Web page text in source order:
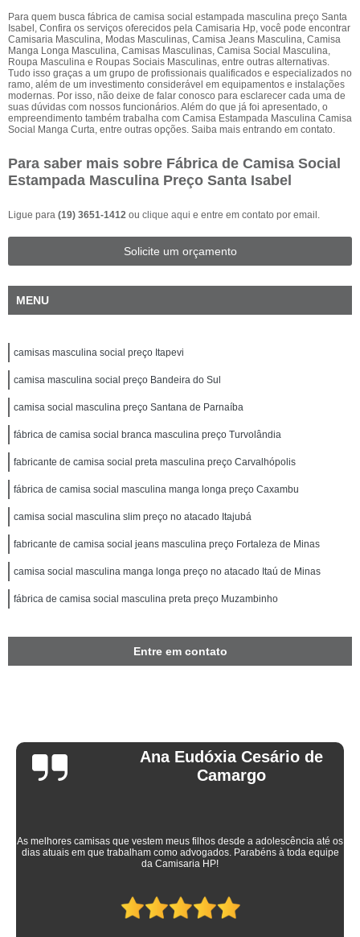
Para quem busca fábrica de camisa social estampada masculina preço Santa
Isabel, Confira os serviços oferecidos pela Camisaria Hp, você pode encontrar
Camisaria Masculina, Modas Masculinas, Camisa Jeans Masculina, Camisa
Manga Longa Masculina, Camisas Masculinas, Camisa Social Masculina,
Roupa Masculina e Roupas Sociais Masculinas, entre outras alternativas.
Tudo isso graças a um grupo de profissionais qualificados e especializados no
ramo, além de um investimento considerável em equipamentos e instalações
modernas. Por isso, não deixe de falar conosco para esclarecer cada uma de
suas dúvidas com nossos funcionários. Além do que já foi apresentado, o
empreendimento também trabalha com Camisa Estampada Masculina Camisa
Social Manga Curta, entre outras opções. Saiba mais entrando em contato.
Para saber mais sobre Fábrica de Camisa Social
Estampada Masculina Preço Santa Isabel
Ligue para (19) 3651-1412 ou clique aqui e entre em contato por email.
Solicite um orçamento
MENU
camisas masculina social preço Itapevi
camisa masculina social preço Bandeira do Sul
camisa social masculina preço Santana de Parnaíba
fábrica de camisa social branca masculina preço Turvolândia
fabricante de camisa social preta masculina preço Carvalhópolis
fábrica de camisa social masculina manga longa preço Caxambu
camisa social masculina slim preço no atacado Itajubá
fabricante de camisa social jeans masculina preço Fortaleza de Minas
camisa social masculina manga longa preço no atacado Itaú de Minas
fábrica de camisa social masculina preta preço Muzambinho
Entre em contato
Ana Eudóxia Cesário de
Camargo
As melhores camisas que vestem meus filhos desde a adolescência até os
dias atuais em que trabalham como advogados. Parabéns à toda equipe
da Camisaria HP!